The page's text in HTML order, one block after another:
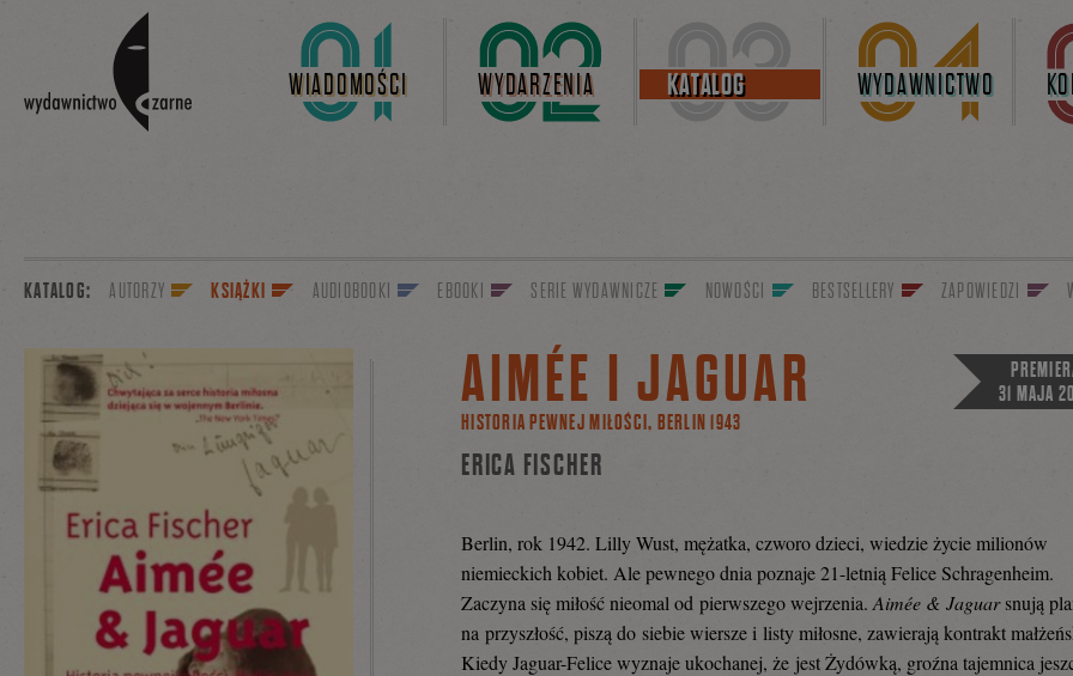
WIADOMOŚCI WYDARZENIA KATALOG WYDAWNICTWO
KATALOG: AUTORZY KSIĄŻKI AUDIOBOOKI EBOOKI SERIE WYDAWNICZE NOWOŚCI BESTSELLERY ZAPOWIEDZI
AIMÉE I JAGUAR
HISTORIA PEWNEJ MIŁOŚCI, BERLIN 1943
ERICA FISCHER
31 MAJA
Berlin, rok 1942. Lilly Wust, mężatka, czworo dzieci, wiedzie życie milionów
niemieckich kobiet. Ale pewnego dnia poznaje 21-letnią Felice Schragenheim.
Zaczyna się miłość nieomal od pierwszego wejrzenia.Aimée & Jaguarsnują
na przyszłość, piszą do siebie wiersze i listy miłosne, zawierają kontrakt
Kiedy Jaguar-Felice wyznaje ukochanej, że jest Żydówką, groźna tajemnica